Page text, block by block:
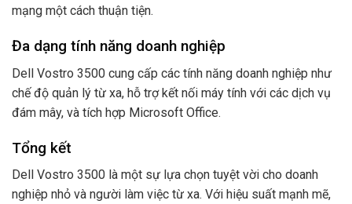
mạng một cách thuận tiện.
Đa dạng tính năng doanh nghiệp
Dell Vostro 3500 cung cấp các tính năng doanh nghiệp như
chế độ quản lý từ xa, hỗ trợ kết nối máy tính với các dịch vụ
đám mây, và tích hợp Microsoft Office.
Tổng kết
Dell Vostro 3500 là một sự lựa chọn tuyệt vời cho doanh
nghiệp nhỏ và người làm việc từ xa. Với hiệu suất mạnh mẽ,